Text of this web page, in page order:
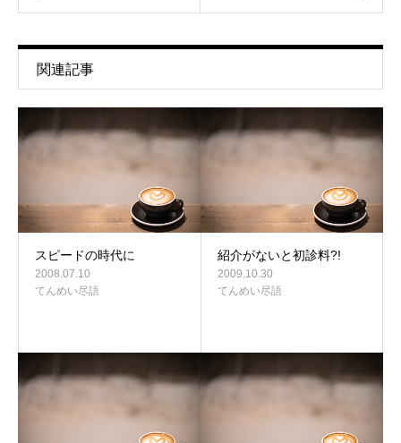
関連記事
スピードの時代に
2008.07.10
てんめい尽語
紹介がないと初診料?!
2009.10.30
てんめい尽語